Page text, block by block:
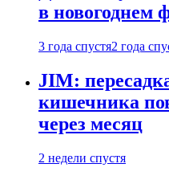
в новогоднем
3 года спустя2 года
JIM:
кишечника
через месяц
2 недели спустя